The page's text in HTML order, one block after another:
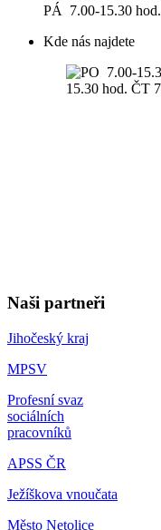
PÁ 7.00-15.30 hod.
Kde nás najdete
Naši partneři
Jihočeský kraj
MPSV
Profesní svaz
sociálních
pracovníků
APSS ČR
Ježíškova vnoučata
Město Netolice